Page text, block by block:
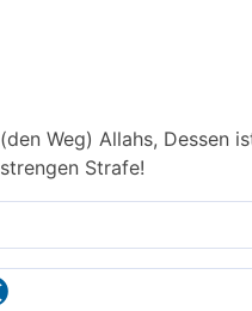
(den Weg) Allahs, Dessen
strengen Strafe!